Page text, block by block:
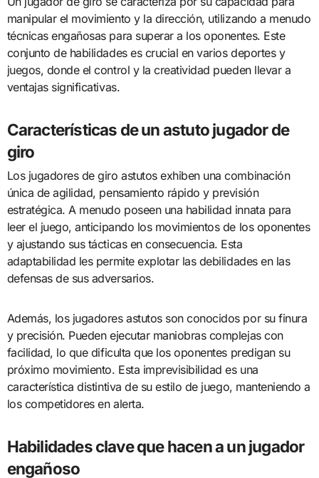
manipular el movimiento y la dirección, utilizando a menudo
técnicas engañosas para superar a los oponentes. Este
conjunto de habilidades es crucial en varios deportes y
juegos, donde el control y la creatividad pueden llevar a
ventajas significativas.
Características de un astuto jugador de
giro
Los jugadores de giro astutos exhiben una combinación
única de agilidad, pensamiento rápido y previsión
estratégica. A menudo poseen una habilidad innata para
leer el juego, anticipando los movimientos de los oponentes
y ajustando sus tácticas en consecuencia. Esta
adaptabilidad les permite explotar las debilidades en las
defensas de sus adversarios.
Además, los jugadores astutos son conocidos por su finura
y precisión. Pueden ejecutar maniobras complejas con
facilidad, lo que dificulta que los oponentes predigan su
próximo movimiento. Esta imprevisibilidad es una
característica distintiva de su estilo de juego, manteniendo a
los competidores en alerta.
Habilidades clave que hacen a un jugador
engañoso